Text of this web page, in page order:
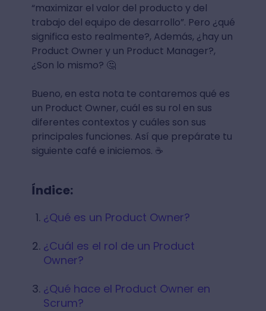
“maximizar el valor del producto y del
trabajo del equipo de desarrollo”. Pero ¿qué
significa esto realmente?, Además, ¿hay un
Product Owner y un Product Manager?,
¿Son lo mismo? 🤔
Bueno, en esta nota te contaremos qué es
un Product Owner, cuál es su rol en sus
diferentes contextos y cuáles son sus
principales funciones. Así que prepárate tu
siguiente café e iniciemos. ☕
Índice:
¿Qué es un Product Owner?
¿Cuál es el rol de un Product
Owner?
¿Qué hace el Product Owner en
Scrum?